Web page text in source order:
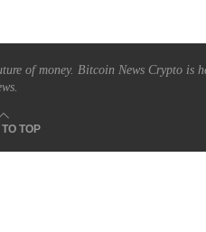
of money. Bitcoin News Crypto is
TOP